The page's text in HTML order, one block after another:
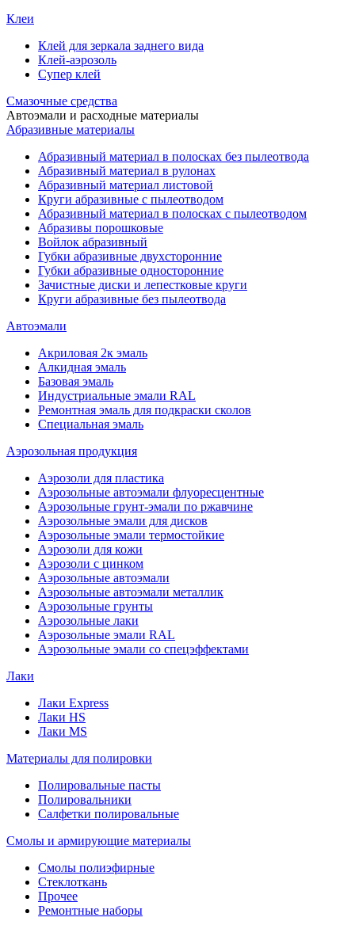
Клеи
Клей для зеркала заднего вида
Клей-аэрозоль
Супер клей
Смазочные средства
Автоэмали и расходные материалы
Абразивные материалы
Абразивный материал в полосках без пылеотвода
Абразивный материал в рулонах
Абразивный материал листовой
Круги абразивные с пылеотводом
Абразивный материал в полосках с пылеотводом
Абразивы порошковые
Войлок абразивный
Губки абразивные двухсторонние
Губки абразивные односторонние
Зачистные диски и лепестковые круги
Круги абразивные без пылеотвода
Автоэмали
Акриловая 2к эмаль
Алкидная эмаль
Базовая эмаль
Индустриальные эмали RAL
Ремонтная эмаль для подкраски сколов
Специальная эмаль
Аэрозольная продукция
Аэрозоли для пластика
Аэрозольные автоэмали флуоресцентные
Аэрозольные грунт-эмали по ржавчине
Аэрозольные эмали для дисков
Аэрозольные эмали термостойкие
Аэрозоли для кожи
Аэрозоли с цинком
Аэрозольные автоэмали
Аэрозольные автоэмали металлик
Аэрозольные грунты
Аэрозольные лаки
Аэрозольные эмали RAL
Аэрозольные эмали со спецэффектами
Лаки
Лаки Express
Лаки HS
Лаки MS
Материалы для полировки
Полировальные пасты
Полировальники
Салфетки полировальные
Смолы и армирующие материалы
Смолы полиэфирные
Стеклоткань
Прочее
Ремонтные наборы